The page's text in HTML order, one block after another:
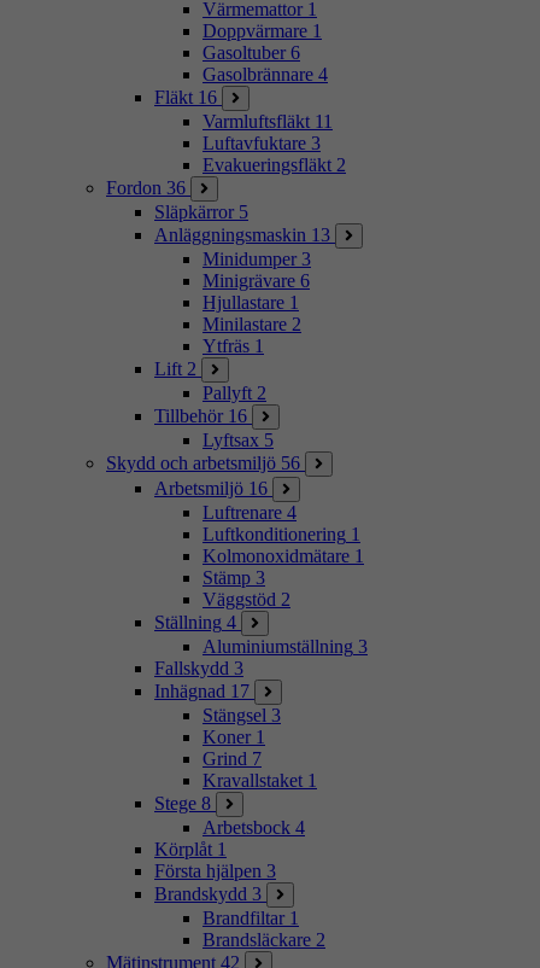
Värmemattor 1
Doppvärmare 1
Gasoltuber 6
Gasolbrännare 4
Fläkt 16
Varmluftsfläkt 11
Luftavfuktare 3
Evakueringsfläkt 2
Fordon 36
Släpkärror 5
Anläggningsmaskin 13
Minidumper 3
Minigrävare 6
Hjullastare 1
Minilastare 2
Ytfräs 1
Lift 2
Pallyft 2
Tillbehör 16
Lyftsax 5
Skydd och arbetsmiljö 56
Arbetsmiljö 16
Luftrenare 4
Luftkonditionering 1
Kolmonoxidmätare 1
Stämp 3
Väggstöd 2
Ställning 4
Aluminiumställning 3
Fallskydd 3
Inhägnad 17
Stängsel 3
Koner 1
Grind 7
Kravallstaket 1
Stege 8
Arbetsbock 4
Körplåt 1
Första hjälpen 3
Brandskydd 3
Brandfiltar 1
Brandsläckare 2
Mätinstrument 42